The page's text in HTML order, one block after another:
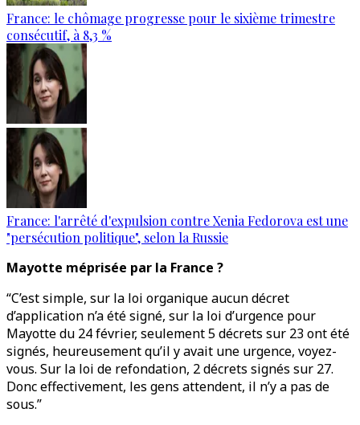
France: le chômage progresse pour le sixième trimestre
consécutif, à 8,3 %
France: l'arrêté d'expulsion contre Xenia Fedorova est une
"persécution politique", selon la Russie
Mayotte méprisée par la France ?
“C’est simple, sur la loi organique aucun décret
d’application n’a été signé, sur la loi d’urgence pour
Mayotte du 24 février, seulement 5 décrets sur 23 ont été
signés, heureusement qu’il y avait une urgence, voyez-
vous. Sur la loi de refondation, 2 décrets signés sur 27.
Donc effectivement, les gens attendent, il n’y a pas de
sous.”